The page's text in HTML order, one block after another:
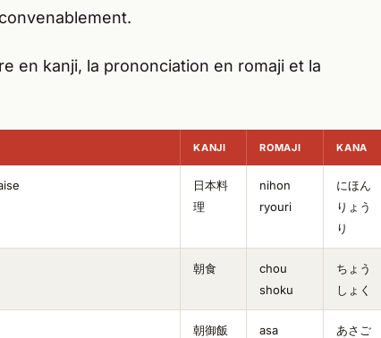
en kanji, la prononciation en romaji et la
KANJI ROMAJI KANA
日本料
理
nihon
ryouri
にほん
りょう
り
朝食
chou
shoku
ちょう
しょく
朝御飯
asa
あさご